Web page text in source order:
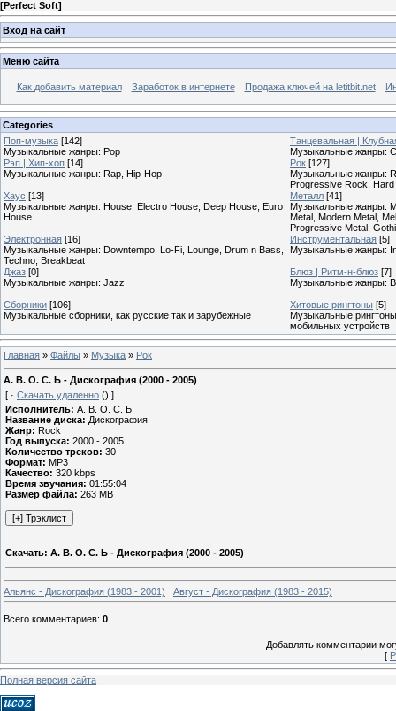
[Perfect Soft]
Вход на сайт
Меню сайта
Как добавить материал Заработок в интернете Продажа ключей на letitbit.net
Categories
Поп-музыка [142]
Музыкальные жанры: Pop
Танцевальная |
Музыкальные жанры:
Рэп | Хип-хоп [14]
Музыкальные жанры: Rap, Hip-Hop
Рок [127]
Музыкальные жанры:
Progressive Rock,
Хаус [13]
Музыкальные жанры: House, Electro House, Deep House, Euro
House
Металл [41]
Музыкальные жанры:
Metal, Modern Metal,
Progressive Metal,
Электронная [16]
Музыкальные жанры: Downtempo, Lo-Fi, Lounge, Drum n Bass,
Techno, Breakbeat
Инструментальная [5]
Музыкальные жанры:
Джаз [0]
Музыкальные жанры: Jazz
Блюз | Ритм-н-блюз [7]
Музыкальные жанры:
Сборники [106]
Музыкальные сборники, как русские так и зарубежные
Хитовые рингтоны [5]
Музыкальные
мобильных устройств
Главная » Файлы » Музыка » Рок
А. В. О. С. Ь - Дискография (2000 - 2005)
[ · Скачать удаленно () ]
Исполнитель: А. В. О. С. Ь
Название диска: Дискография
Жанр: Rock
Год выпуска: 2000 - 2005
Количество треков: 30
Формат: MP3
Качество: 320 kbps
Время звучания: 01:55:04
Размер файла: 263 MB
Скачать: А. В. О. С. Ь - Дискография (2000 - 2005)
Альянс - Дискография (1983 - 2001) Август - Дискография (1983 - 2015)
Всего комментариев: 0
Добавлять комментарии
[
Полная версия сайта